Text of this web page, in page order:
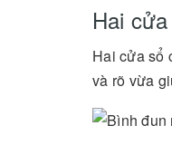
Hai
Hai cửa sổ
và rõ vừa